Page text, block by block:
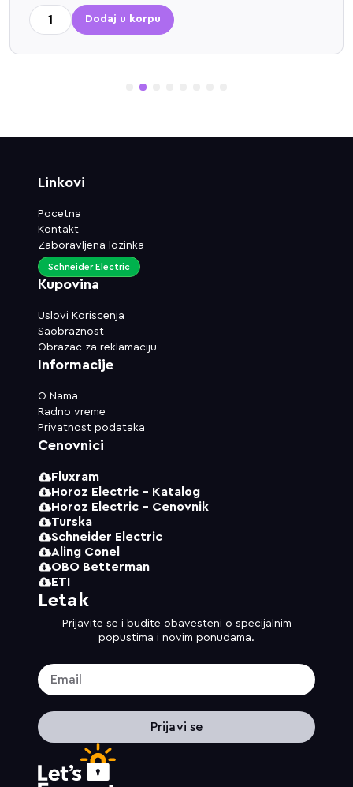
Dodaj u korpu
5
Linkovi
Pocetna
Kontakt
Zaboravljena lozinka
Kupovina
Uslovi Koriscenja
Saobraznost
Obrazac za reklamaciju
Schneider Electric
Informacije
O Nama
Radno vreme
Privatnost podataka
Cenovnici
Fluxram
Horoz Electric - Katalog
Horoz Electric - Cenovnik
Turska
Schneider Electric
Aling Conel
OBO Betterman
ETI
Letak
Prijavite se i budite obavesteni o specijalnim
popustima i novim ponudama.
Prijavi se